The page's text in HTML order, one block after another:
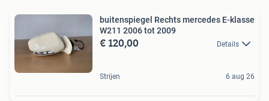
buitenspiegel Rechts mercedes E-klasse
W211 2006 tot 2009
€ 120,00 Details
Strijen 6 aug 26